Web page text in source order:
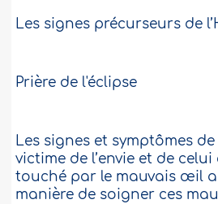
Les signes précurseurs de
Prière de l'éclipse
Les signes et symptômes
victime de l’envie et de
touché par le mauvais œil
manière de soigner ces